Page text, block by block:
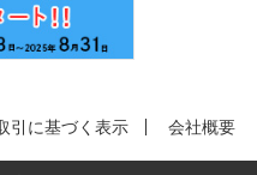
引に基づく表示 会社概要